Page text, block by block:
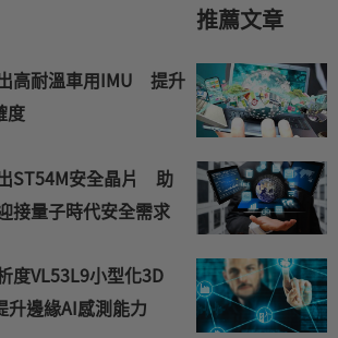
高耐溫車用IMU 提升
度
ST54M安全晶片 助
接量子時代安全需求
度VL53L9小型化3D
邊緣AI感測能力
推薦文章